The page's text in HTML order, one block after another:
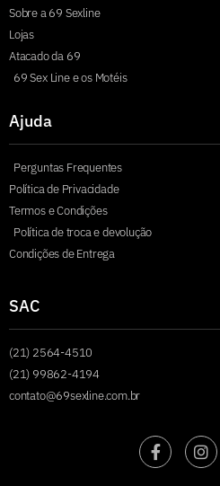
Sobre a 69 Sexline
Lojas
Atacado da 69
69 Sex Line e os Motéis
Ajuda
Perguntas Frequentes
Política de Privacidade
Termos e Condições
Política de troca e devolução
Condições de Entrega
SAC
(21) 2564-4510
(21) 99862-4194
contato@69sexline.com.br